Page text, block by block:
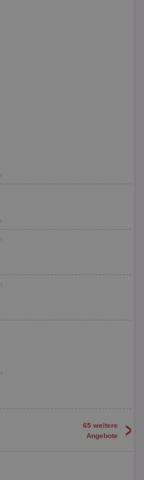
65 weitere
Angebote
>